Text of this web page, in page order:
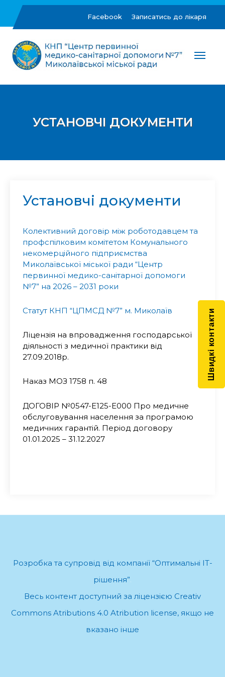
content
Facebook Записатись до лікаря
ЦПМСД №7 м.Миколаїв
первинної медико-санітарної допомоги №7"
УСТАНОВЧІ ДОКУМЕНТИ
Установчі документи
Колективний договір між роботодавцем та
профспілковим комітетом Комунального
некомерційного підприємства
Миколаївської міської ради “Центр
первинної медико-санітарної допомоги
№7” на 2026 – 2031 роки
Статут КНП “ЦПМСД №7” м. Миколаїв
Ліцензія на впровадження господарської
діяльності з медичної практики від
27.09.2018р.
Наказ МОЗ 1758 п. 48
ДОГОВІР №0547-E125-E000 Про медичне
обслуговування населення за програмою
медичних гарантій. Період договору
01.01.2025 – 31.12.2027
Розробка та супровід від компанії “Оптимальні ІТ-
рішення”.
Весь контент доступний за ліцензією Creativ
Commons Atributions 4.0 Atribution license, якщо не
вказано інше
Швидкі контакти